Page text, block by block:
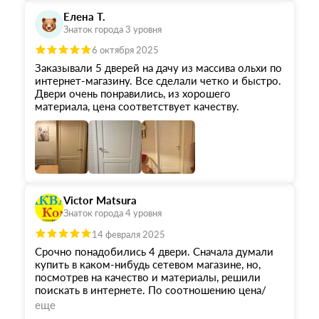
Елена Т.
Знаток города 3 уровня
6 октября 2025
Заказывали 5 дверей на дачу из массива ольхи по
интернет-магазину. Все сделали четко и быстро.
Двери очень понравились, из хорошего
материала, цена соответствует качеству.
Victor Matsura
Знаток города 4 уровня
14 февраля 2025
Срочно понадобились 4 двери. Сначала думали
купить в каком-нибудь сетевом магазине, но,
посмотрев на качество и материалы, решили
поискать в интернете. По соотношению цена/
качество выбрали и заказали двери Ока из тех,
что были в наличии. Замер проёмов делал сам.
еще